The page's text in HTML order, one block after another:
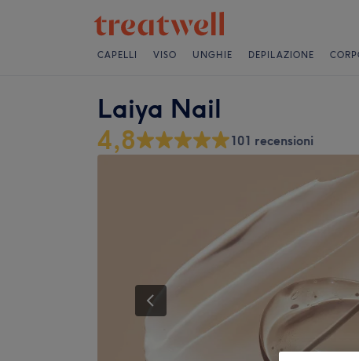
CAPELLI VISO UNGHIE DEPILAZIONE
Laiya Nail
4,8 101 recensioni